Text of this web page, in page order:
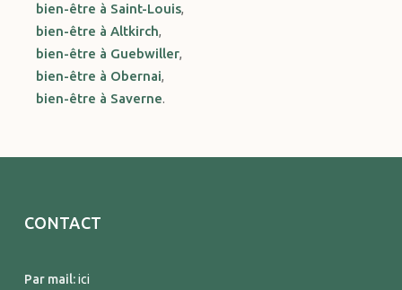
bien-être à Saint-Louis,
bien-être à Altkirch,
bien-être à Guebwiller,
bien-être à Obernai,
bien-être à Saverne.
CONTACT
Par mail:ici